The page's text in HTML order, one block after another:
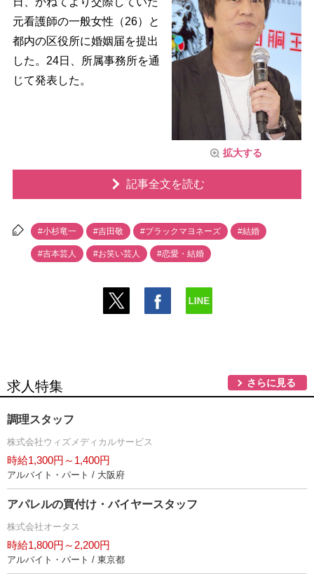
拡大する
元看護師の一般女性（26）と
都内の区役所に婚姻届を提出
した。24日、所属事務所を通
じて発表した。
記事全文を読む
#小杉竜一 #吉田敬 #ブラックマヨネーズ #結婚
#吉本芸人 #お笑い芸人 #恋愛・結婚
求人特集 さらに見る
調理スタッフ
株式会社ウィズメディカルサービス
時給1,300円～1,400円
アルバイト・パート / 大阪府
アパレルの買付け・バイヤースタッフ
株式会社オータス
時給1,800円～2,200円
アルバイト・パート / 東京都